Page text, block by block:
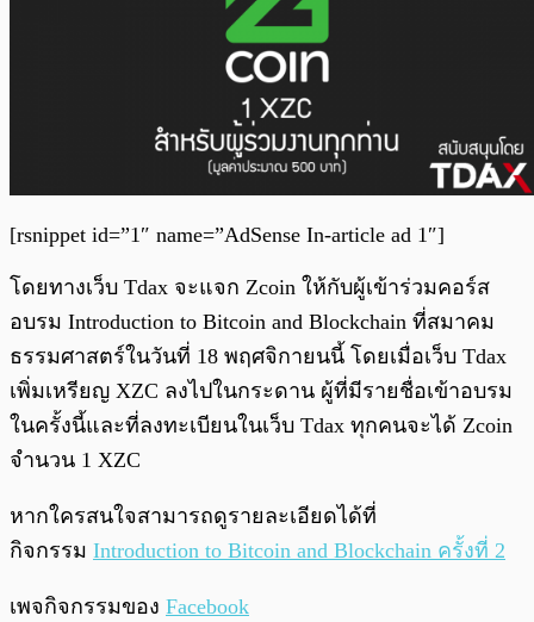
[rsnippet id=”1″ name=”AdSense In-article ad 1″]
โดยทางเว็บ Tdax จะแจก Zcoin ให้กับผู้เข้าร่วมคอร์ส
อบรม Introduction to Bitcoin and Blockchain ที่สมาคม
ธรรมศาสตร์ในวันที่ 18 พฤศจิกายนนี้ โดยเมื่อเว็บ Tdax
เพิ่มเหรียญ XZC ลงไปในกระดาน ผู้ที่มีรายชื่อเข้าอบรม
ในครั้งนี้และที่ลงทะเบียนในเว็บ Tdax ทุกคนจะได้ Zcoin
จำนวน 1 XZC
หากใครสนใจสามารถดูรายละเอียดได้ที่
กิจกรรม Introduction to Bitcoin and Blockchain ครั้งที่ 2
เพจกิจกรรมของ Facebook